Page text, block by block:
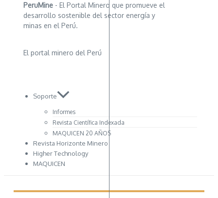
PeruMine - El Portal Minero que promueve el
desarrollo sostenible del sector energía y
minas en el Perú.
El portal minero del Perú
Soporte
Informes
Revista Científica Indexada
MAQUICEN 20 AÑOS
Revista Horizonte Minero
Higher Technology
MAQUICEN